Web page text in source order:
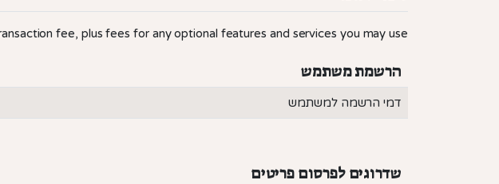
fee, plus fees for any optional features and services you may use.
הרשמת משתמש
דמי הרשמה למשתמש
שדרוגים לפרסום פריטים